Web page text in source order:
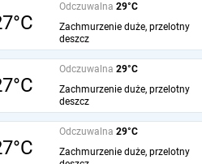
Odczuwalna 29°C
Zachmurzenie duże, przelotny
deszcz
Odczuwalna 29°C
Zachmurzenie duże, przelotny
deszcz
Odczuwalna 29°C
Zachmurzenie duże, przelotny